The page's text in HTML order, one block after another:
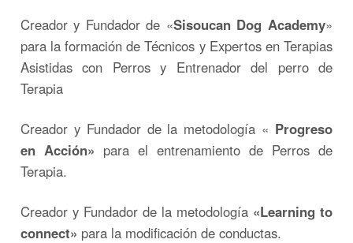
Creador y Fundador de «Sisoucan Dog Academy»
para la formación de Técnicos y Expertos en Terapias
Asistidas con Perros y Entrenador del perro de
Terapia
Creador y Fundador de la metodología « Progreso
en Acción» para el entrenamiento de Perros de
Terapia.
Creador y Fundador de la metodología «Learning to
connect» para la modificación de conductas.